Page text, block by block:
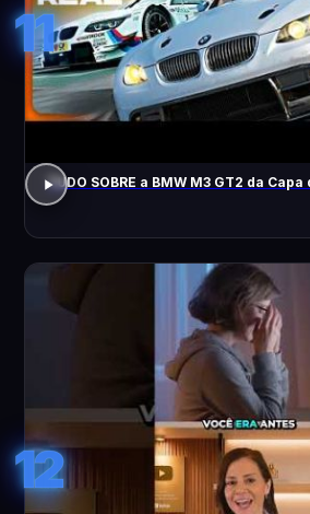
11
TUDO SOBRE a BMW M3 GT2 da Capa
12